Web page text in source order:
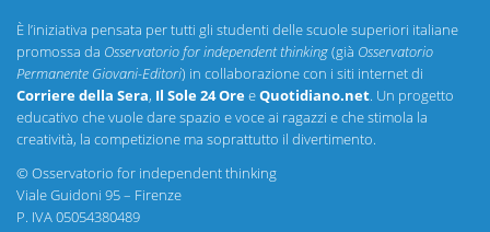
È l’iniziativa pensata per tutti gli studenti delle scuole superiori italiane
promossa da Osservatorio for independent thinking(già Osservatorio
Permanente Giovani-Editori) in collaborazione con i siti internet di
Corriere della Sera, Il Sole 24 OreeQuotidiano.net. Un progetto
educativo che vuole dare spazio e voce ai ragazzi e che stimola la
creatività, la competizione ma soprattutto il divertimento.
©Osservatorio for independent thinking
Viale Guidoni 95 – Firenze
P. IVA 05054380489